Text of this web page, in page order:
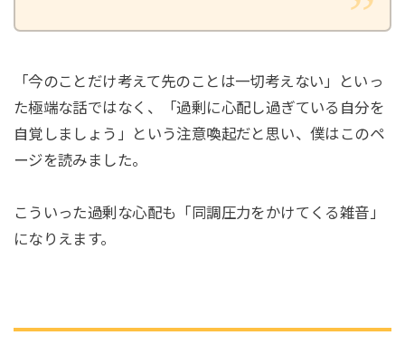
「今のことだけ考えて先のことは一切考えない」といっ
た極端な話ではなく、「過剰に心配し過ぎている自分を
自覚しましょう」という注意喚起だと思い、僕はこのペ
ージを読みました。
こういった過剰な心配も「同調圧力をかけてくる雑音」
になりえます。